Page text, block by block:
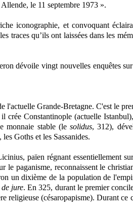
le 11 septembre 1973 ».
iconographie, et convoquant
traces qu’ils ont laissées dans les
dévoile vingt nouvelles enquêtes
l'actuelle Grande-Bretagne. C'est le
crée Constantinople (actuelle Istanbul),
monnaie stable (lesolidus, 312),
Goths et les Sassanides.
païen régnant essentiellement
le paganisme, reconnaissent le
un dixième de la population de
de jure.En 325, durant le premier
religieuse (césaropapisme). Durant ce